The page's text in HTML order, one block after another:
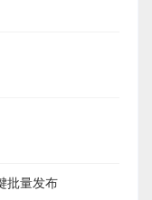
批量发布